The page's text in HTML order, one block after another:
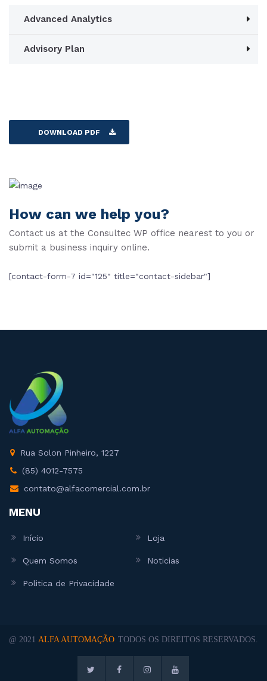
Advanced Analytics
Advisory Plan
DOWNLOAD PDF
How can we help you?
Contact us at the Consultec WP office nearest to you or
submit a business inquiry online.
[contact-form-7 id="125" title="contact-sidebar"]
Rua Solon Pinheiro, 1227
(85) 4012-7575
contato@alfacomercial.com.br
MENU
Início Loja
Quem Somos Noticias
Politica de Privacidade
@ 2021 ALFA AUTOMAÇÃO TODOS OS DIREITOS RESERVADOS.